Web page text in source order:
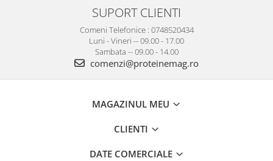
SUPORT CLIENTI
Comeni Telefonice : 0748520434
Luni - Vineri -- 09.00 - 17.00
Sambata -- 09.00 - 14.00
comenzi@proteinemag.ro
MAGAZINUL MEU
CLIENTI
DATE COMERCIALE